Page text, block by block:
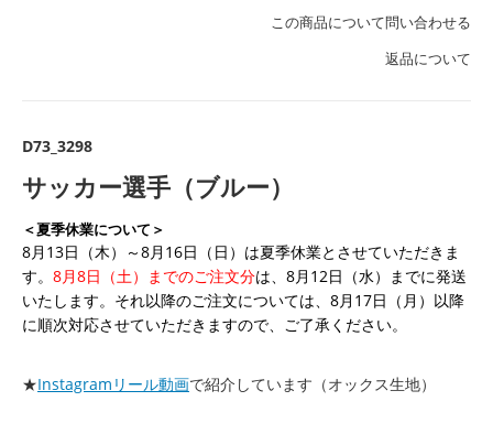
この商品について問い合わせる
返品について
D73_3298
サッカー選手（ブルー）
＜夏季休業について＞
8月13日（木）～8月16日（日）は夏季休業とさせていただきま
す。 8月8日（土）までのご注文分は、8月12日（水）までに発送
いたします。それ以降のご注文については、8月17日（月）以降
に順次対応させていただきますので、ご了承ください。
★Instagramリール動画で紹介しています（オックス生地）